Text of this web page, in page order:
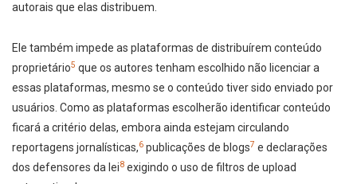
autorais que elas distribuem.
Ele também impede as plataformas de distribuírem conteúdo
proprietário5 que os autores tenham escolhido não licenciar a
essas plataformas, mesmo se o conteúdo tiver sido enviado por
usuários. Como as plataformas escolherão identificar conteúdo
ficará a critério delas, embora ainda estejam circulando
reportagens jornalísticas,6 publicações de blogs7 e declarações
dos defensores da lei8 exigindo o uso de filtros de upload